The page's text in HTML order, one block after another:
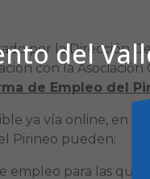
del
por la Dirección
con la Asociación
de Empleo del
ya vía online, en la
Pirineo pueden:
empleo para las que